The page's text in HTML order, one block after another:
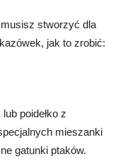
stworzyć dla
jak to zrobić:
poidełko z
mieszanki
gatunki ptaków.